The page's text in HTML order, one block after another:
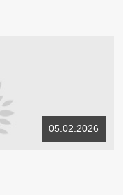
05.02.2026